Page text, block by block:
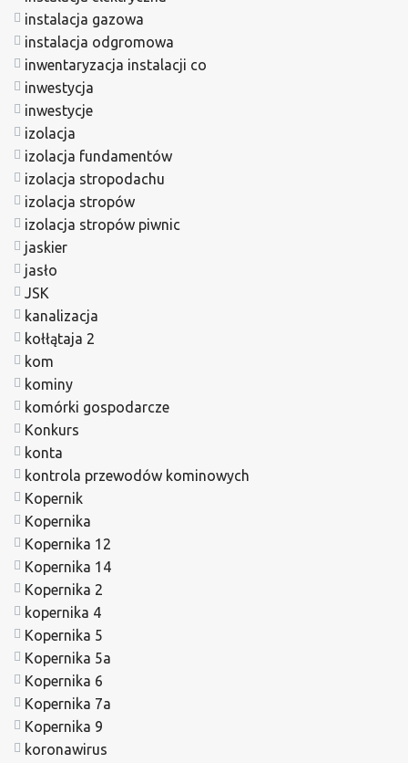
instalacja gazowa
instalacja odgromowa
inwentaryzacja instalacji co
inwestycja
inwestycje
izolacja
izolacja fundamentów
izolacja stropodachu
izolacja stropów
izolacja stropów piwnic
jaskier
jasło
JSK
kanalizacja
kołłątaja 2
kom
kominy
komórki gospodarcze
Konkurs
konta
kontrola przewodów kominowych
Kopernik
Kopernika
Kopernika 12
Kopernika 14
Kopernika 2
kopernika 4
Kopernika 5
Kopernika 5a
Kopernika 6
Kopernika 7a
Kopernika 9
koronawirus